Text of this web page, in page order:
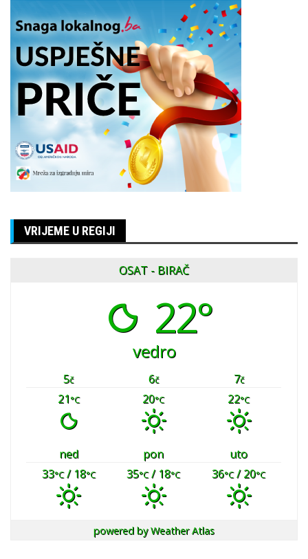
VRIJEME U REGIJI
OSAT - BIRAČ
22°
vedro
5č 6č 7č
21°C 20°C 22°C
ned pon
uto
33°C/ 18°C 35°C/ 18°C 36°C/ 20°C
powered byWeather Atlas